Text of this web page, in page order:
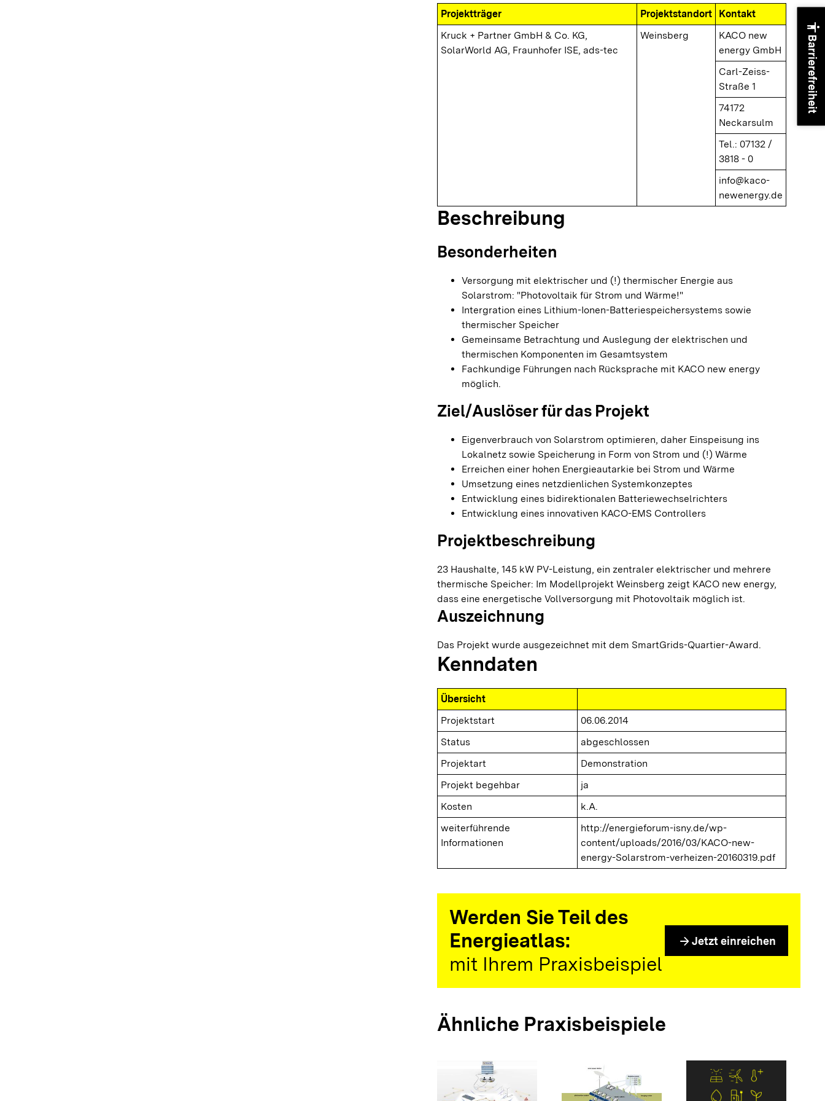
Projektträger Projektstandort
Kontakt
Kruck + Partner GmbH & Co. KG,
SolarWorld AG, Fraunhofer ISE, ads-tec
Weinsberg
KACO new
energy GmbH
Carl-Zeiss-
Straße 1
74172
Neckarsulm
Tel.: 07132 /
3818 - 0
info@kaco-
newenergy.de
Beschreibung
Besonderheiten
Versorgung mit elektrischer und (!) thermischer Energie aus
Solarstrom: "Photovoltaik für Strom und Wärme!"
Intergration eines Lithium-Ionen-Batteriespeichersystems sowie
thermischer Speicher
Gemeinsame Betrachtung und Auslegung der elektrischen und
thermischen Komponenten im Gesamtsystem
Fachkundige Führungen nach Rücksprache mit KACO new energy
möglich.
Ziel/Auslöser für das Projekt
Eigenverbrauch von Solarstrom optimieren, daher Einspeisung ins
Lokalnetz sowie Speicherung in Form von Strom und (!) Wärme
Erreichen einer hohen Energieautarkie bei Strom und Wärme
Umsetzung eines netzdienlichen Systemkonzeptes
Entwicklung eines bidirektionalen Batteriewechselrichters
Entwicklung eines innovativen KACO-EMS Controllers
Projektbeschreibung
23 Haushalte, 145 kW PV-Leistung, ein zentraler elektrischer und mehrere
thermische Speicher: Im Modellprojekt Weinsberg zeigt KACO new energy,
dass eine energetische Vollversorgung mit Photovoltaik möglich ist.
Auszeichnung
Das Projekt wurde ausgezeichnet mit dem SmartGrids-Quartier-Award.
Kenndaten
Übersicht
Projektstart
06.06.2014
Status
abgeschlossen
Projektart
Demonstration
Projekt begehbar
ja
Kosten
k.A.
weiterführende
Informationen
http://energieforum-isny.de/wp-
content/uploads/2016/03/KACO-new-
energy-Solarstrom-verheizen-20160319.pdf
Werden Sie Teil des
Energieatlas:
mit Ihrem Praxisbeispiel
arrow_forward Jetzt einreichen
Ähnliche Praxisbeispiele
accessibility
Barrierefreiheit